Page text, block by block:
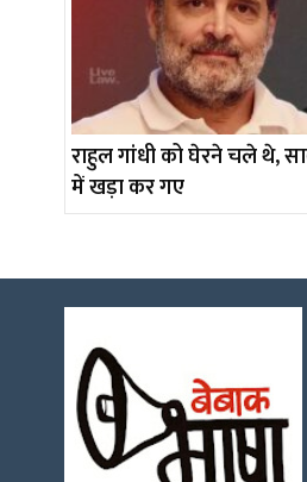
राहुल गांधी को घेरने चले थे,
में खड़ा कर गए